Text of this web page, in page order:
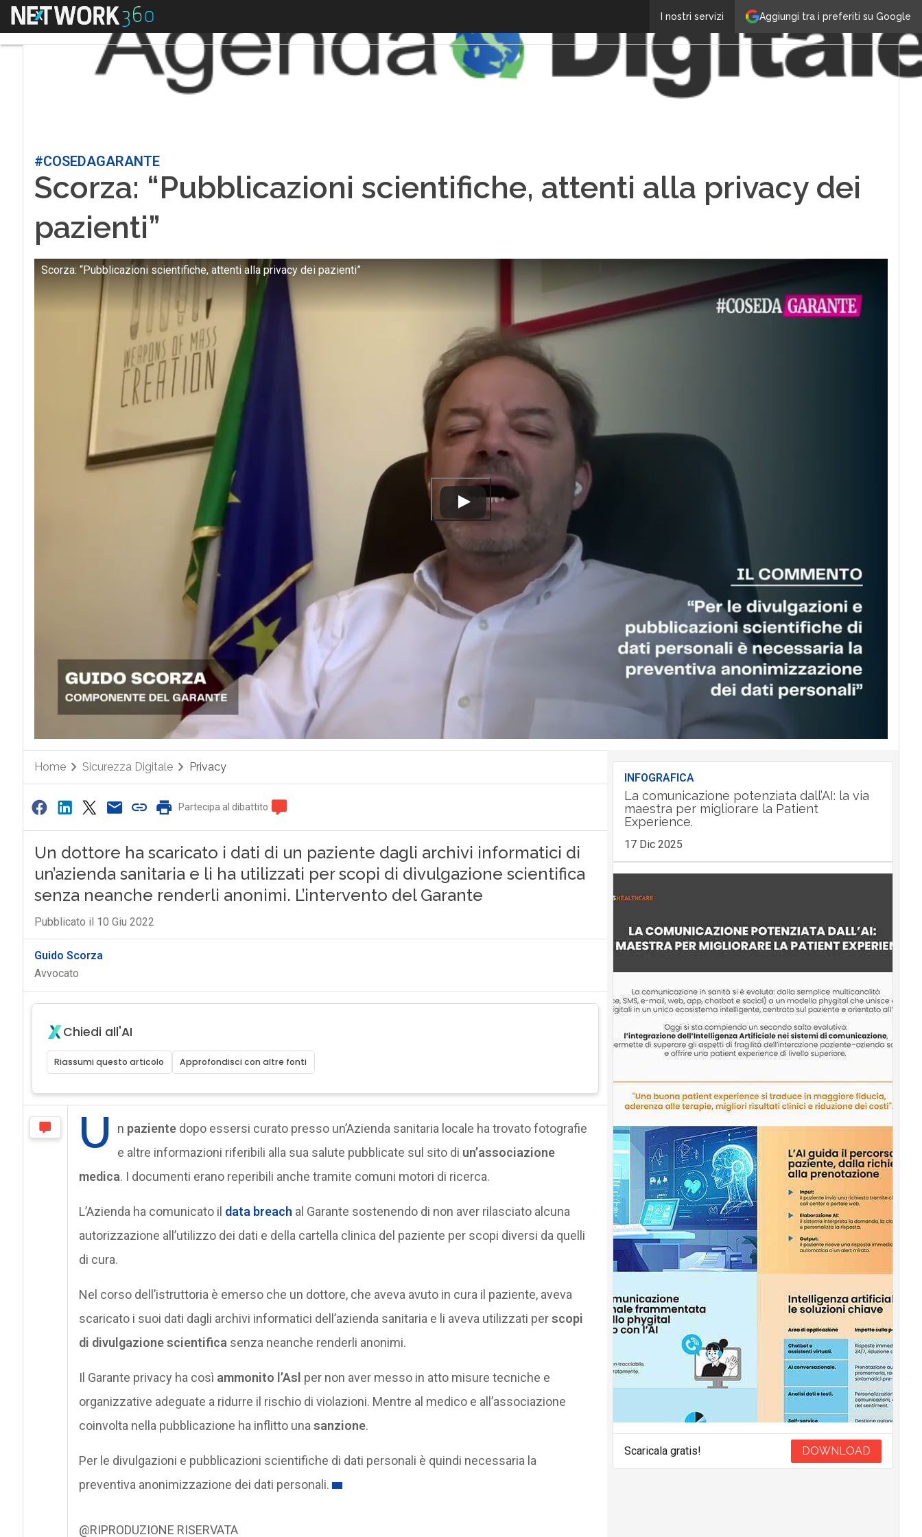
Aggiungi tra i preferiti su Google
I nostri servizi
Menu
#COSEDAGARANTE
Scorza: “Pubblicazioni scientifiche, attenti alla privacy dei
pazienti”
Scorza: “Pubblicazioni scientifiche, attenti alla privacy dei pazienti”
Home Sicurezza Digitale Privacy
Partecipa al dibattito
Un dottore ha scaricato i dati di un paziente dagli archivi informatici di
un’azienda sanitaria e li ha utilizzati per scopi di divulgazione scientifica
senza neanche renderli anonimi. L’intervento del Garante
Pubblicato il 10 Giu 2022
Guido Scorza
Avvocato
Chiedi all'AI
Riassumi questo articolo Approfondisci con altre fonti
U n pazientedopo essersi curato presso un’Azienda sanitaria locale ha trovato fotografie
e altre informazioni riferibili alla sua salute pubblicate sul sito di un’associazione
medica. I documenti erano reperibili anche tramite comuni motori di ricerca.
L’Azienda ha comunicato il data breach al Garante sostenendo di non aver rilasciato alcuna
autorizzazione all’utilizzo dei dati e della cartella clinica del paziente per scopi diversi da quelli
di cura.
Nel corso dell’istruttoria è emerso che un dottore, che aveva avuto in cura il paziente, aveva
scaricato i suoi dati dagli archivi informatici dell’azienda sanitaria e li aveva utilizzati perscopi
di divulgazione scientifica senza neanche renderli anonimi.
Il Garante privacy ha così ammonito l’Asl per non aver messo in atto misure tecniche e
organizzative adeguate a ridurre il rischio di violazioni. Mentre al medico e all’associazione
coinvolta nella pubblicazione ha inflitto una sanzione.
Per le divulgazioni e pubblicazioni scientifiche di dati personali è quindi necessaria la
preventiva anonimizzazione dei dati personali.
@RIPRODUZIONE RISERVATA
INFOGRAFICA
La comunicazione potenziata dall’AI: la via
maestra per migliorare la Patient
Experience.
17 Dic 2025
Scaricala gratis! DOWNLOAD